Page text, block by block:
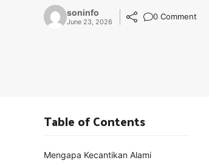
soninfo
June 23, 2026
0 Comment
Table of Contents
Mengapa Kecantikan Alami